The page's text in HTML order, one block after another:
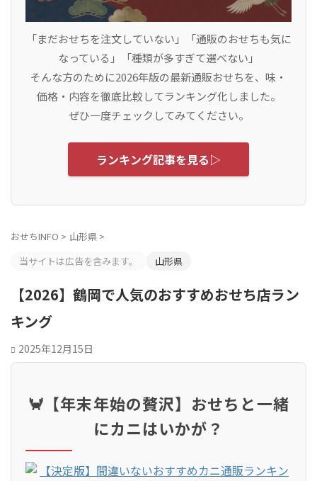
「まだおせちを注文していない」「通販のおせちも気に
なっている」「種類が多すぎて選べない」
そんな方のために2026年版の最新通販おせちを、味・
価格・内容を徹底比較してランキング化しました。
ぜひ一度チェックしてみてください。
ランキング記事を見る▷
おせちINFO > 山形県 >
当サイトは広告を含みます。
山形県
【2026】鶴岡で人気のおすすめおせち店ラン
キング
2025年12月15日
🦀【年末年始の贅沢】おせちと一緒
にカニはいかが？